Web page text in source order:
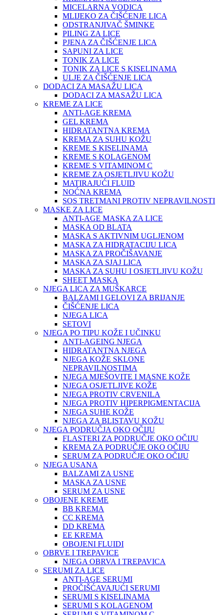
MICELARNA VODICA
MLIJEKO ZA ČIŠĆENJE LICA
ODSTRANJIVAČ ŠMINKE
PILING ZA LICE
PJENA ZA ČIŠĆENJE LICA
SAPUNI ZA LICE
TONIK ZA LICE
TONIK ZA LICE S KISELINAMA
ULJE ZA ČIŠĆENJE LICA
DODACI ZA MASAŽU LICA
DODACI ZA MASAŽU LICA
KREME ZA LICE
ANTI-AGE KREMA
GEL KREMA
HIDRATANTNA KREMA
KREMA ZA SUHU KOŽU
KREME S KISELINAMA
KREME S KOLAGENOM
KREME S VITAMINOM C
KREME ZA OSJETLJIVU KOŽU
MATIRAJUĆI FLUID
NOĆNA KREMA
SOS TRETMANI PROTIV NEPRAVILNOSTI
MASKE ZA LICE
ANTI-AGE MASKA ZA LICE
MASKA OD BLATA
MASKA S AKTIVNIM UGLJENOM
MASKA ZA HIDRATACIJU LICA
MASKA ZA PROČIŠAVANJE
MASKA ZA SJAJ LICA
MASKA ZA SUHU I OSJETLJIVU KOŽU
SHEET MASKA
NJEGA LICA ZA MUŠKARCE
BALZAMI I GELOVI ZA BRIJANJE
ČIŠĆENJE LICA
NJEGA LICA
SETOVI
NJEGA PO TIPU KOŽE I UČINKU
ANTI-AGEING NJEGA
HIDRATANTNA NJEGA
NJEGA KOŽE SKLONE
NEPRAVILNOSTIMA
NJEGA MJEŠOVITE I MASNE KOŽE
NJEGA OSJETLJIVE KOŽE
NJEGA PROTIV CRVENILA
NJEGA PROTIV HIPERPIGMENTACIJA
NJEGA SUHE KOŽE
NJEGA ZA BLISTAVU KOŽU
NJEGA PODRUČJA OKO OČIJU
FLASTERI ZA PODRUČJE OKO OČIJU
KREMA ZA PODRUČJE OKO OČIJU
SERUM ZA PODRUČJE OKO OČIJU
NJEGA USANA
BALZAMI ZA USNE
MASKA ZA USNE
SERUM ZA USNE
OBOJENE KREME
BB KREMA
CC KREMA
DD KREMA
EE KREMA
OBOJENI FLUIDI
OBRVE I TREPAVICE
NJEGA OBRVA I TREPAVICA
SERUMI ZA LICE
ANTI-AGE SERUMI
PROČIŠĆAVAJUĆI SERUMI
SERUMI S KISELINAMA
SERUMI S KOLAGENOM